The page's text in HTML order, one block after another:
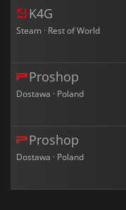
K4G
Steam · Rest of World
Proshop
Dostawa · Poland
Proshop
Dostawa · Poland